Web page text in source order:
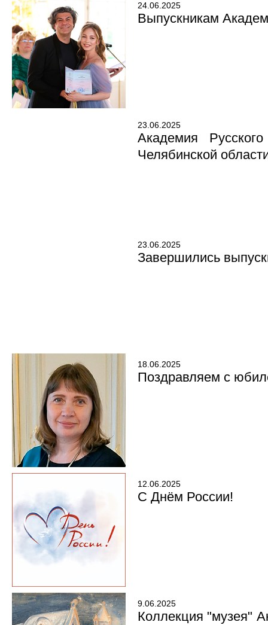
24.06.2025
Выпускникам
23.06.2025
Академия
Челябинской
23.06.2025
Завершились
18.06.2025
Поздравляем с
12.06.2025
С Днём России!
9.06.2025
Коллекция "музея"